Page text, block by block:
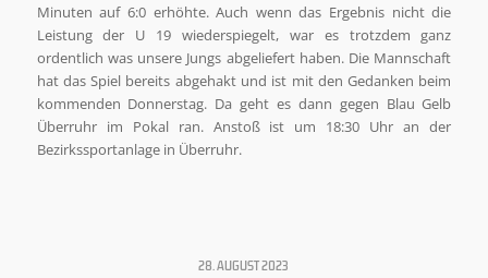
Minuten auf 6:0 erhöhte. Auch wenn das Ergebnis nicht die
Leistung der U 19 wiederspiegelt, war es trotzdem ganz
ordentlich was unsere Jungs abgeliefert haben. Die Mannschaft
hat das Spiel bereits abgehakt und ist mit den Gedanken beim
kommenden Donnerstag. Da geht es dann gegen Blau Gelb
Überruhr im Pokal ran. Anstoß ist um 18:30 Uhr an der
Bezirkssportanlage in Überruhr.
28. AUGUST 2023